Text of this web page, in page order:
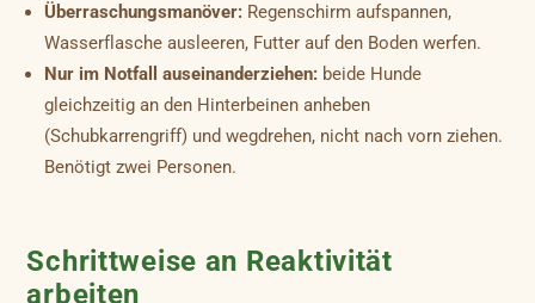
Überraschungsmanöver: Regenschirm aufspannen,
Wasserflasche ausleeren, Futter auf den Boden werfen.
Nur im Notfall auseinanderziehen: beide Hunde
gleichzeitig an den Hinterbeinen anheben
(Schubkarrengriff) und wegdrehen, nicht nach vorn ziehen.
Benötigt zwei Personen.
Schrittweise an Reaktivität
arbeiten